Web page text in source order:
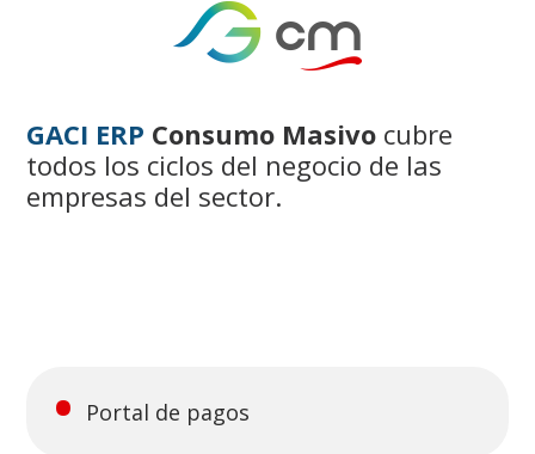
GACI ERP Consumo Masivo cubre
todos los ciclos del negocio de las
empresas del sector.
Portal de pagos